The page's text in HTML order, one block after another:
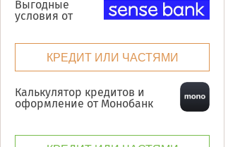
Выгодные
условия от
КРЕДИТ ИЛИ ЧАСТЯМИ
Калькулятор кредитов и
оформление от Монобанк